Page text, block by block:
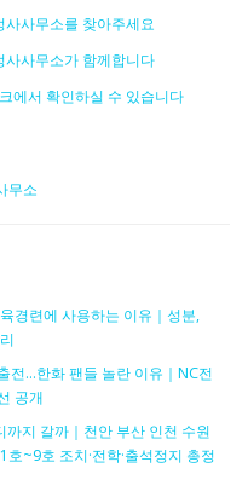
사사무소를 찾아주세요
사사무소가 함께합니다
에서 확인하실 수 있습니다
경련에 사용하는 이유｜성분,
전…한화 팬들 놀란 이유｜NC전
공개
지 갈까｜천안 부산 인천 수원
~9호 조치·전학·출석정지 총정